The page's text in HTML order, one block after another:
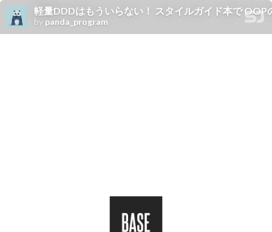
軽量DDDはもういらない！ スタイルガイド本で OOP
by panda_program